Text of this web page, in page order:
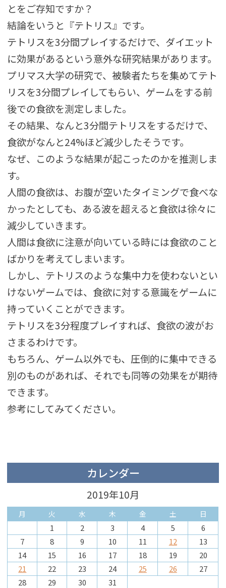
とをご存知ですか？
結論をいうと『テトリス』です。
テトリスを3分間プレイするだけで、ダイエット
に効果があるという意外な研究結果があります。
プリマス大学の研究で、被験者たちを集めてテト
リスを3分間プレイしてもらい、ゲームをする前
後での食欲を測定しました。
その結果、なんと3分間テトリスをするだけで、
食欲がなんと24%ほど減少したそうです。
なぜ、このような結果が起こったのかを推測しま
す。
人間の食欲は、お腹が空いたタイミングで食べな
かったとしても、ある波を超えると食欲は徐々に
減少していきます。
人間は食欲に注意が向いている時には食欲のこと
ばかりを考えてしまいます。
しかし、テトリスのような集中力を使わないとい
けないゲームでは、食欲に対する意識をゲームに
持っていくことができます。
テトリスを3分程度プレイすれば、食欲の波がお
さまるわけです。
もちろん、ゲーム以外でも、圧倒的に集中できる
別のものがあれば、それでも同等の効果をが期待
できます。
参考にしてみてください。
カレンダー
2019年10月
月 火 水 木 金 土 日
1 2 3 4 5
6
7
8 9 10 11 12
13
14
15 16 17 18 19
20
21
22 23 24 25 26
27
28
29 30 31